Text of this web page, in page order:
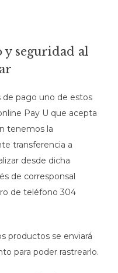
y seguridad al
pago uno de estos
Pay U que acepta
tenemos la
transferencia a
desde dicha
de corresponsal
de teléfono 304
productos se enviará
para poder rastrearlo.